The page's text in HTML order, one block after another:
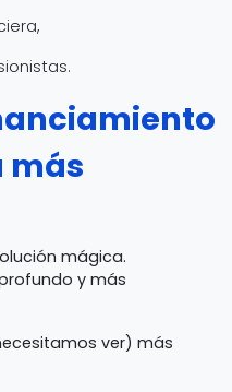
más
mágica.
y más
ver) más